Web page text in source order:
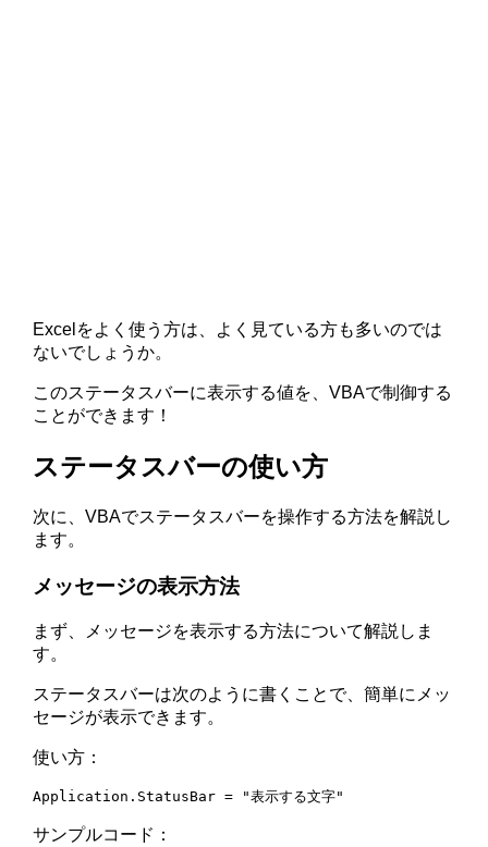
Excelをよく使う方は、よく見ている方も多いのでは
ないでしょうか。
このステータスバーに表示する値を、VBAで制御する
ことができます！
ステータスバーの使い方
次に、VBAでステータスバーを操作する方法を解説し
ます。
メッセージの表示方法
まず、メッセージを表示する方法について解説しま
す。
ステータスバーは次のように書くことで、簡単にメッ
セージが表示できます。
使い方：
Application.StatusBar = "表示する文字"
サンプルコード：